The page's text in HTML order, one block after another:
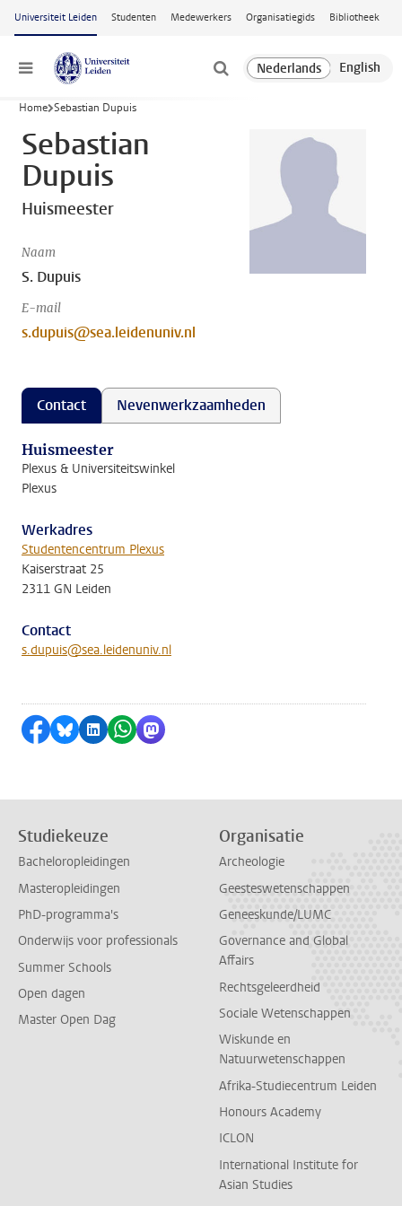
Ga naar hoofdinhoud
Universiteit Leiden Studenten Medewerkers Organisatiegids Bibliotheek
Menu
Home Sebastian Dupuis
Sebastian
Dupuis
Huismeester
Naam
S. Dupuis
E-mail
s.dupuis@sea.leidenuniv.nl
Contact Nevenwerkzaamheden
Huismeester
Plexus & Universiteitswinkel
Plexus
Werkadres
Studentencentrum Plexus
Kaiserstraat 25
2311 GN Leiden
Contact
s.dupuis@sea.leidenuniv.nl
Delen op Facebook
Delen via Bluesky
Delen op LinkedIn
Delen via WhatsApp
Delen via Mastodon
Studiekeuze
Bacheloropleidingen
Masteropleidingen
PhD-programma's
Onderwijs voor professionals
Summer Schools
Open dagen
Master Open Dag
Organisatie
Archeologie
Geesteswetenschappen
Geneeskunde/LUMC
Governance and Global
Affairs
Rechtsgeleerdheid
Sociale Wetenschappen
Wiskunde en
Natuurwetenschappen
Afrika-Studiecentrum Leiden
Honours Academy
ICLON
International Institute for
Asian Studies